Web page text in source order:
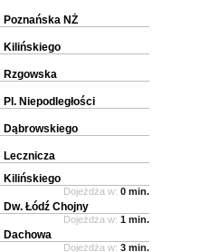
Poznańska NŻ
Kilińskiego
Rzgowska
Pl. Niepodległości
Dąbrowskiego
Lecznicza
Kilińskiego
Dojeżdża w: 0 min.
Dw. Łódź Chojny
Dojeżdża w: 1 min.
Dachowa
Dojeżdża w: 3 min.